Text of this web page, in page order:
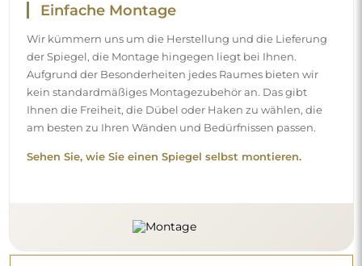
Einfache Montage
Wir kümmern uns um die Herstellung und die Lieferung
der Spiegel, die Montage hingegen liegt bei Ihnen.
Aufgrund der Besonderheiten jedes Raumes bieten wir
kein standardmäßiges Montagezubehör an. Das gibt
Ihnen die Freiheit, die Dübel oder Haken zu wählen, die
am besten zu Ihren Wänden und Bedürfnissen passen.
Sehen Sie, wie Sie einen Spiegel selbst montieren.